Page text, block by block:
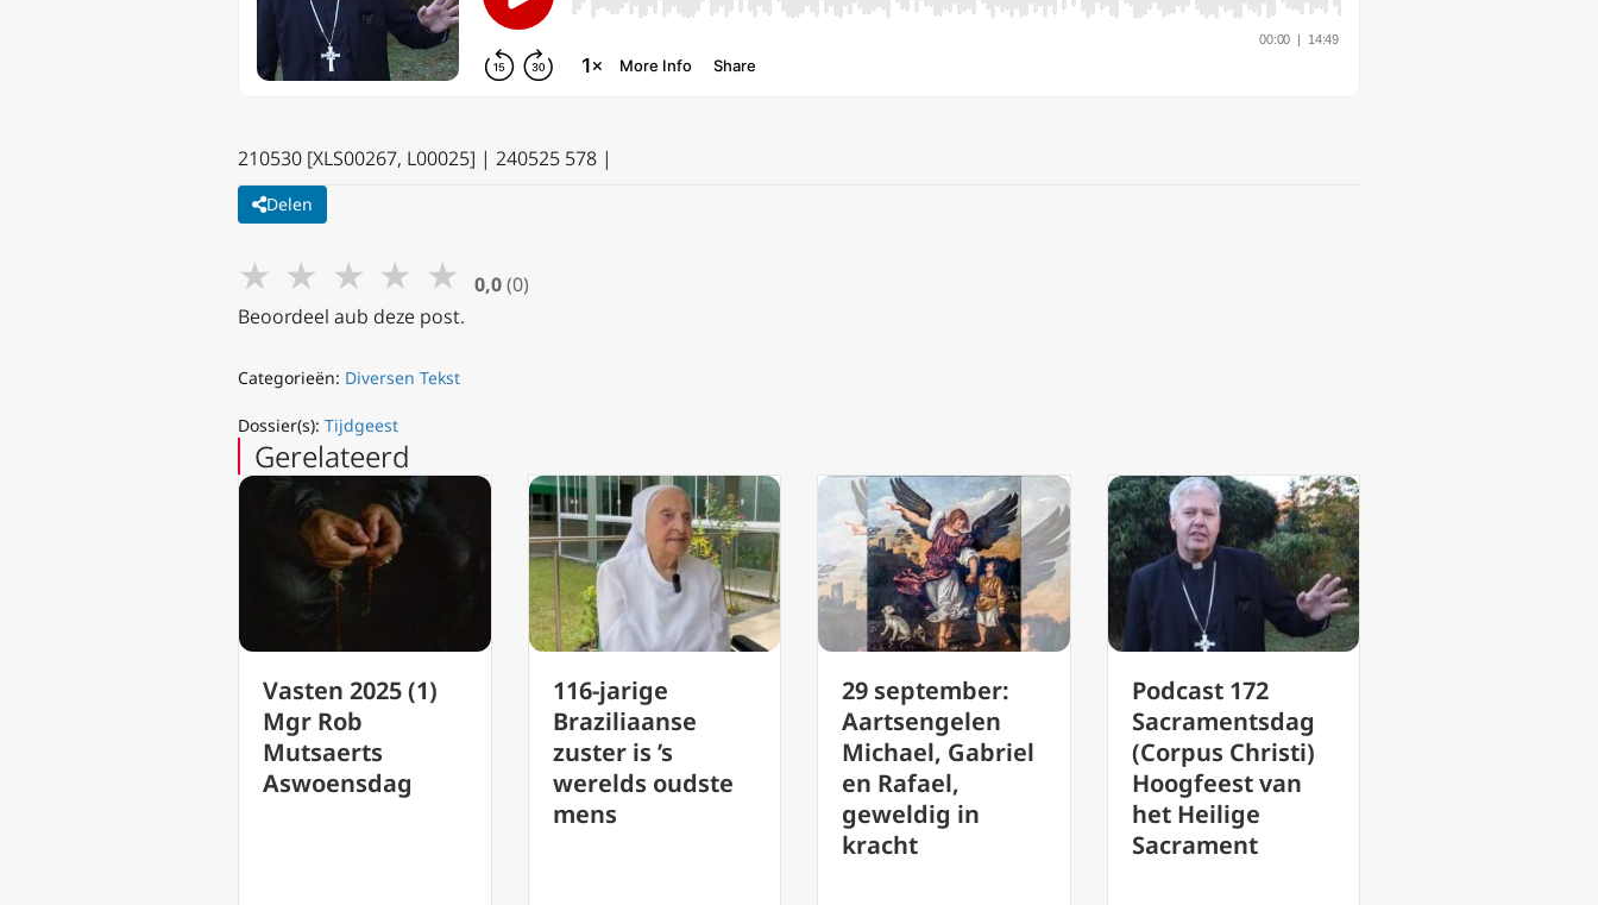
210530 [XLS00267, L00025] | 240525 578 |
Delen
★ ★ ★ ★ ★ 0,0 (0)
Beoordeel aub deze post.
Categorieën: Diversen Tekst
Dossier(s): Tijdgeest
Gerelateerd
116-jarige
Braziliaanse
zuster is ’s
werelds oudste
29 september:
Aartsengelen
Michael, Gabriel
en Rafael,
geweldig in
Podcast 172
Sacramentsdag
(Corpus Christi)
Hoogfeest van
het Heilige
Sacrament
Podcast 165
Barmhartigheids
zondag Heer
wees mij
zondaar genadig
Eerste zondag na